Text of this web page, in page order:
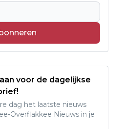
voor de dagelijkse
dag het laatste nieuws
Overflakkee Nieuws in je